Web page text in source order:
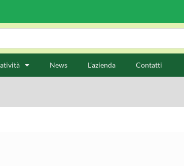
News L’azienda Contatti